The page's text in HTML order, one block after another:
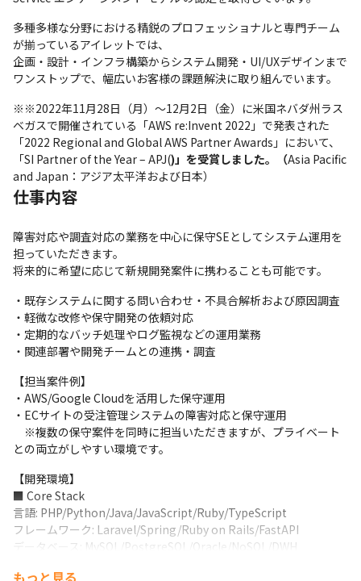
多種多様な分野における精鋭のプロフェッショナルと専門チーム
が揃っているアイレットでは、
企画・設計・インフラ構築からシステム開発・UI/UXデザインまで
ワンストップで、幅広いお客様の課題解決に取り組んでいます。
※※2022年11月28日（月）〜12月2日（金）に米国ネバダ州ラス
ベガスで開催されている「AWS re:Invent 2022」で発表された
「2022 Regional and Global AWS Partner Awards」において、
「SI Partner of the Year – APJ()」を受賞しました。（Asia Pacific
and Japan：アジア太平洋および日本）
仕事内容
障害対応や調査対応の業務を中心に保守SEとしてシステム運用を
担っていただきます。
将来的に希望に応じて新規開発案件に携わることも可能です。
・既存システムに関する問い合わせ・不具合解析および原因調査
・軽微な改修や保守開発の依頼対応
・定期的なバッチ処理やログ監視などの運用業務
・関連部署や開発チームとの連携・調査
【担当案件例】
・AWS/Google Cloudを活用した保守運用
・ECサイトの受注管理システムの障害対応と保守運用
※複数の保守案件を同時に担当いただきますが、プライベート
との両立がしやすい環境です。
【開発環境】
■ Core Stack
言語: PHP/Python/Java/JavaScript/Ruby/TypeScript
フレームワーク: Laravel/Spring/Ruby on Rails/FastAPI
データベース: MySQL/PostgreSQL/Oracle/NoSQL/DWH
もっと見る